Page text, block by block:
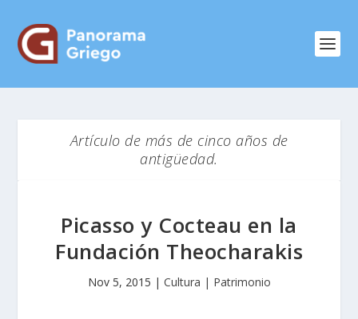
Artículo de más de cinco años de
antigüedad.
Picasso y Cocteau en la
Fundación Theocharakis
Nov 5, 2015 | Cultura | Patrimonio